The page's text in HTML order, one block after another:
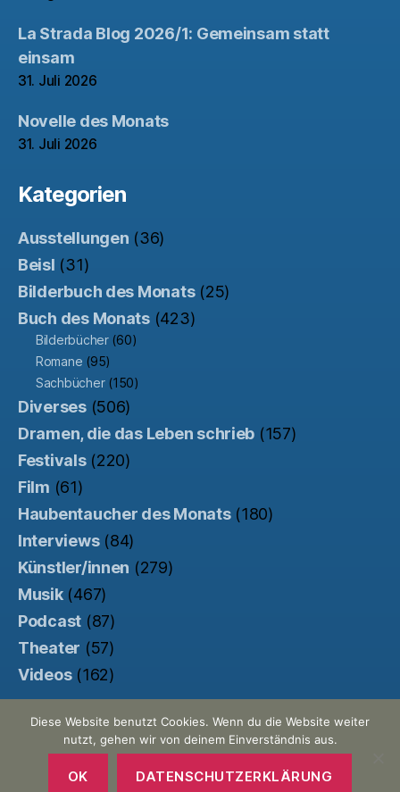
La Strada Blog 2026/1: Gemeinsam statt
einsam
31. Juli 2026
Novelle des Monats
31. Juli 2026
Kategorien
Ausstellungen (36)
Beisl (31)
Bilderbuch des Monats(25)
Buch des Monats(423)
Bilderbücher(60)
Romane (95)
Sachbücher(150)
Diverses(506)
Dramen, die das Leben schrieb (157)
Festivals(220)
Film (61)
Haubentaucher des Monats(180)
Interviews(84)
Künstler/innen (279)
Musik(467)
Podcast (87)
Theater (57)
Videos(162)
© 2026Der Haubentaucher
Made with ♥ by Pretty Commercial/
Unterstützt von der
Kinowebsite Uncut
Nach oben
Diese Website benutzt Cookies. Wenn du die Website weiter
nutzt, gehen wir von deinem Einverständnis aus.
OK DATENSCHUTZERKLÄRUNG